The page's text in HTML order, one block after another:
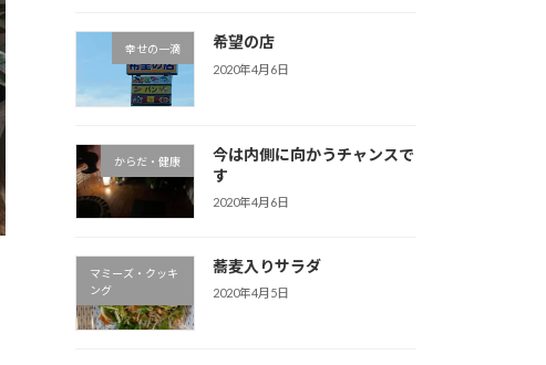
幸せの一滴 希望の店
2020年4月6日
からだ・健康
今は内側に向かうチャンスで
す
2020年4月6日
マミーズ・クッキ
ング
蕎麦入りサラダ
2020年4月5日